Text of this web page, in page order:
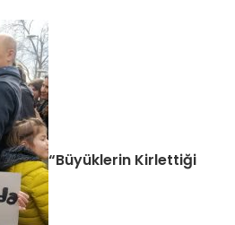
“Büyüklerin Kirlettiği